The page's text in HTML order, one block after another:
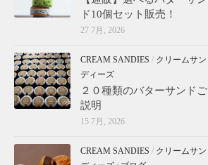
ド10個セット販売！
27 7月, 2026
CREAM SANDIES / クリームサン
ディーズ
２０種類のバターサンドご
説明
15 7月, 2026
CREAM SANDIES / クリームサン